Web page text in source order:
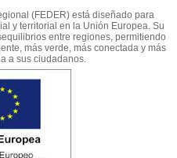
(FEDER) está diseñado para
y territorial en la Unión Europea. Su
entre regiones, permitiendo
más verde, más conectada y más
a sus ciudadanos.